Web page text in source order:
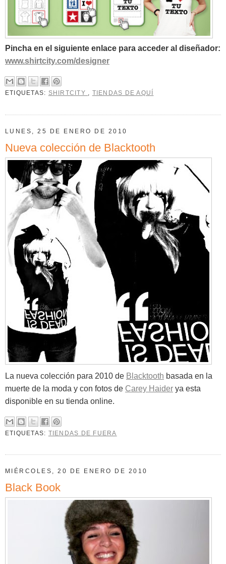
Pincha en el siguiente enlace para acceder al diseñador:
www.shirtcity.com/designer
ETIQUETAS: SHIRTCITY , TIENDAS DE AQUÍ
LUNES, 25 DE ENERO DE 2010
Nueva colección de Blacktooth
La nueva colección para 2010 de Blacktooth basada en la
muerte de la moda y con fotos de Carey Haider ya esta
disponible en su tienda online.
ETIQUETAS: TIENDAS DE FUERA
MIÉRCOLES, 20 DE ENERO DE 2010
Black Book